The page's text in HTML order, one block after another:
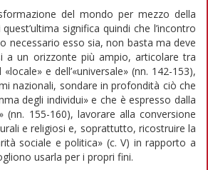
del mondo per mezzo della
significa quindi che l’incontro
necessario esso sia, non basta ma deve
a un orizzonte più ampio, articolare tra
e dell’«universale» (nn. 142-153),
nazionali, sondare in profondità ciò che
degli individui» e che è espresso dalla
(nn. 155-160), lavorare alla conversione
e religiosi e, soprattutto, ricostruire la
sociale e politica» (c. V) in rapporto a
usarla per i propri fini.